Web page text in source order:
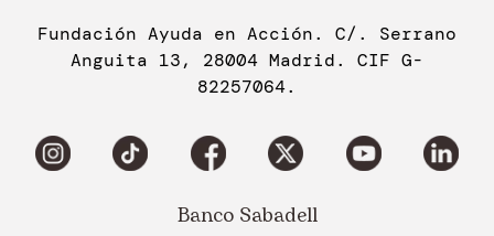
Fundación Ayuda en Acción. C/. Serrano
Anguita 13, 28004 Madrid. CIF G-
82257064.
Banco Sabadell